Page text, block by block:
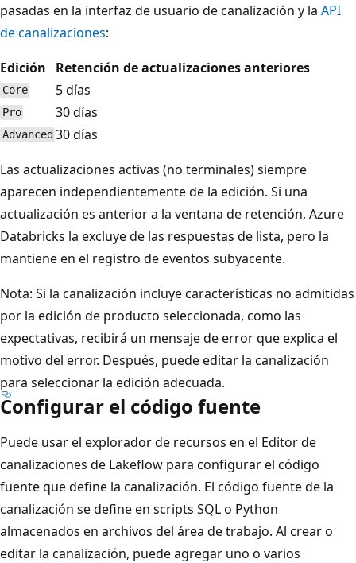
pasadas en la interfaz de usuario de canalización y la API
de canalizaciones:
Edición
Retención de actualizaciones anteriores
Core 5 días
Pro 30 días
Advanced 30 días
Las actualizaciones activas (no terminales) siempre
aparecen independientemente de la edición. Si una
actualización es anterior a la ventana de retención, Azure
Databricks la excluye de las respuestas de lista, pero la
mantiene en el registro de eventos subyacente.
Nota: Si la canalización incluye características no admitidas
por la edición de producto seleccionada, como las
expectativas, recibirá un mensaje de error que explica el
motivo del error. Después, puede editar la canalización
para seleccionar la edición adecuada.
Configurar el código fuente
Puede usar el explorador de recursos en el Editor de
canalizaciones de Lakeflow para configurar el código
fuente que define la canalización. El código fuente de la
canalización se define en scripts SQL o Python
almacenados en archivos del área de trabajo. Al crear o
editar la canalización, puede agregar uno o varios